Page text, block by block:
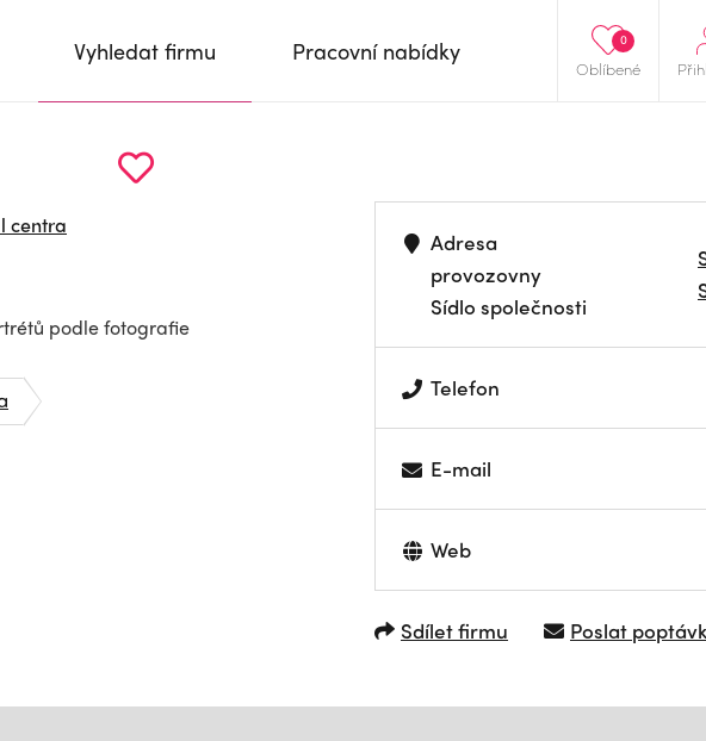
Oblíbené
0
Vyhledat firmu Pracovní nabídky
centra
podle fotografie
Adresa
provozovny
Sídlo společnosti
Telefon
E-mail
Web
Sdílet firmu Poslat